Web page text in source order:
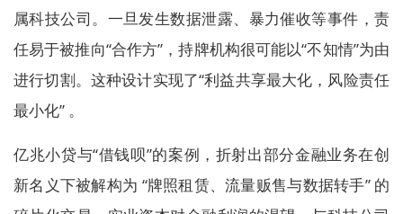
属科技公司。一旦发生数据泄露、暴力催收等事件，责
任易于被推向“合作方”，持牌机构很可能以“不知情”为由
进行切割。这种设计实现了“利益共享最大化，风险责任
最小化” 。
亿兆小贷与“借钱呗”的案例，折射出部分金融业务在创
新名义下被解构为 “牌照租赁、流量贩售与数据转手” 的